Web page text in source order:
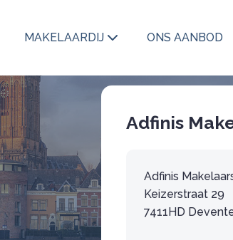
MAKELAARDIJ ONS AANBOD
Adfinis
Adfinis
Keizerstraat 29
7411HD